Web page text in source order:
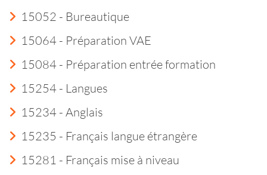
15052 - Bureautique
15064 - Préparation VAE
15084 - Préparation entrée formation
15254 - Langues
15234 - Anglais
15235 - Français langue étrangère
15281 - Français mise à niveau